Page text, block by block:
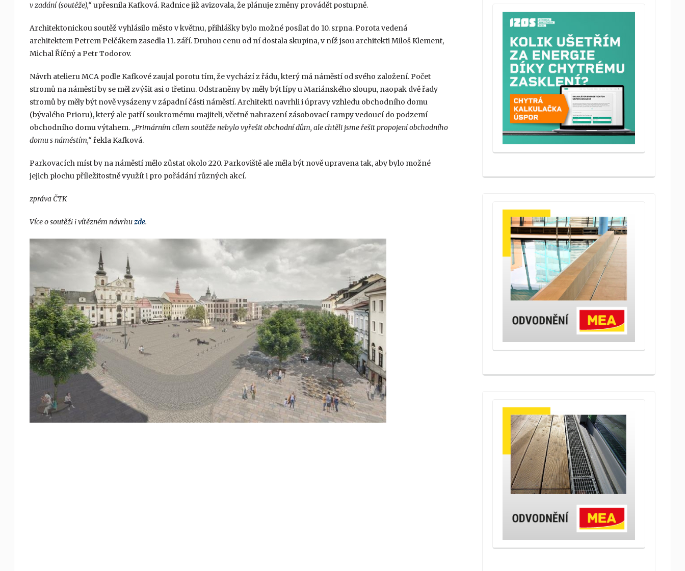
v zadání (soutěže),“ upřesnila Kafková. Radnice již avizovala, že plánuje změny provádět postupně.
Architektonickou soutěž vyhlásilo město v květnu, přihlášky bylo možné posílat do 10. srpna. Porota vedená
architektem Petrem Pelčákem zasedla 11. září. Druhou cenu od ní dostala skupina, v níž jsou architekti Miloš Klement,
Michal Říčný a Petr Todorov.
Návrh atelieru MCA podle Kafkové zaujal porotu tím, že vychází z řádu, který má náměstí od svého založení. Počet
stromů na náměstí by se měl zvýšit asi o třetinu. Odstraněny by měly být lípy u Mariánského sloupu, naopak dvě řady
stromů by měly být nově vysázeny v západní části náměstí. Architekti navrhli i úpravy vzhledu obchodního domu
(bývalého Prioru), který ale patří soukromému majiteli, včetně nahrazení zásobovací rampy vedoucí do podzemí
obchodního domu výtahem. „Primárním cílem soutěže nebylo vyřešit obchodní dům, ale chtěli jsme řešit propojení obchodního
domu s náměstím,“ řekla Kafková.
Parkovacích míst by na náměstí mělo zůstat okolo 220. Parkoviště ale měla být nově upravena tak, aby bylo možné
jejich plochu příležitostně využít i pro pořádání různých akcí.
zpráva ČTK
Více o soutěži i vítězném návrhuzde.